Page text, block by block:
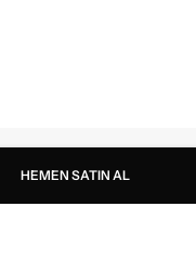
HEMEN SATIN AL